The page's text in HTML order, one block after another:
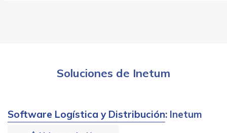
Soluciones de Inetum
Software Logística y Distribución: Inetum